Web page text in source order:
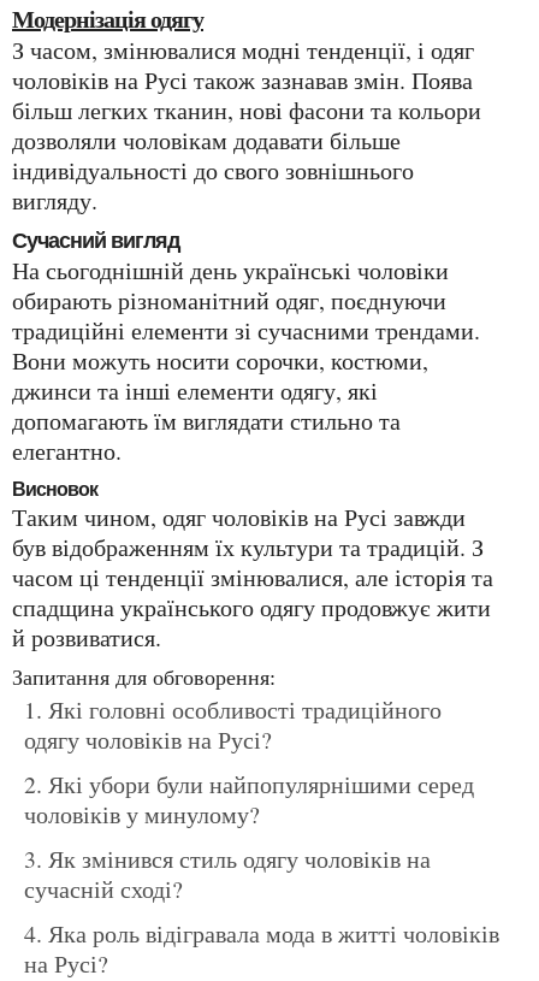
Модернізація одягу
З часом, змінювалися модні тенденції, і одяг
чоловіків на Русі також зазнавав змін. Поява
більш легких тканин, нові фасони та кольори
дозволяли чоловікам додавати більше
індивідуальності до свого зовнішнього
вигляду.
Сучасний вигляд
На сьогоднішній день українські чоловіки
обирають різноманітний одяг, поєднуючи
традиційні елементи зі сучасними трендами.
Вони можуть носити сорочки, костюми,
джинси та інші елементи одягу, які
допомагають їм виглядати стильно та
елегантно.
Висновок
Таким чином, одяг чоловіків на Русі завжди
був відображенням їх культури та традицій. З
часом ці тенденції змінювалися, але історія та
спадщина українського одягу продовжує жити
й розвиватися.
Запитання для обговорення:
Які головні особливості традиційного
одягу чоловіків на Русі?
Які убори були найпопулярнішими серед
чоловіків у минулому?
Як змінився стиль одягу чоловіків на
сучасній сході?
Яка роль відігравала мода в житті чоловіків
на Русі?